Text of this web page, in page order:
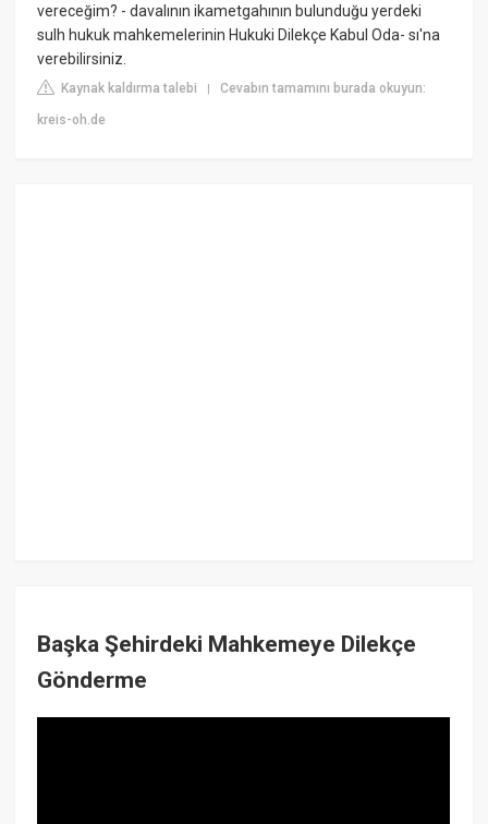
vereceğim? - davalının ikametgahının bulunduğu yerdeki
sulh hukuk mahkemelerinin Hukuki Dilekçe Kabul Oda- sı'na
verebilirsiniz.
Kaynak kaldırma talebi |Cevabın tamamını burada okuyun:
kreis-oh.de
Başka Şehirdeki Mahkemeye Dilekçe
Gönderme